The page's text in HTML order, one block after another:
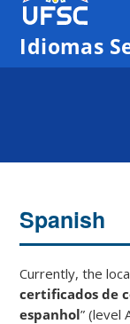
Idiomas
Spanish
Currently, the
certificados de
espanhol” (level